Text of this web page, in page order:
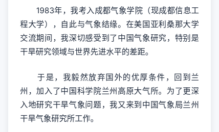
1983年，我考入成都气象学院（现成都信息工
程大学），自此与气象结缘。在美国亚利桑那大学
交流期间，我深切感受到了中国气象研究，特别是
干旱研究领域与世界先进水平的差距。
于是，我毅然放弃国外的优厚条件，回到兰
州，加入了中国科学院兰州高原大气所。为了更深
入地研究干旱气象问题，我又来到中国气象局兰州
干旱气象研究所工作。